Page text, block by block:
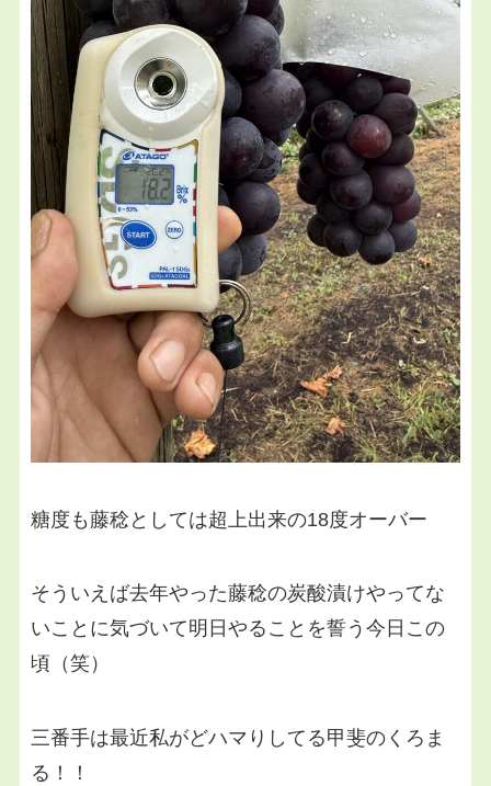
糖度も藤稔としては超上出来の18度オーバー
そういえば去年やった藤稔の炭酸漬けやってな
いことに気づいて明日やることを誓う今日この
頃（笑）
三番手は最近私がどハマりしてる甲斐のくろま
る！！